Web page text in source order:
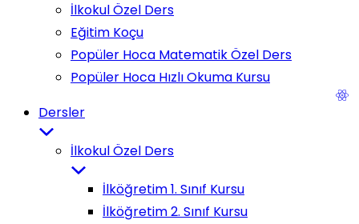
İlkokul Özel Ders
Eğitim Koçu
Popüler Hoca Matematik Özel Ders
Popüler Hoca Hızlı Okuma Kursu
Dersler
İlkokul Özel Ders
İlköğretim 1. Sınıf Kursu
İlköğretim 2. Sınıf Kursu